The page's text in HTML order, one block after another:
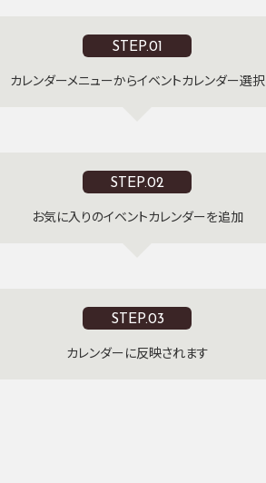
STEP.01
カレンダーメニューからイベントカレンダー選択
STEP.02
お気に入りのイベントカレンダーを追加
STEP.03
カレンダーに反映されます